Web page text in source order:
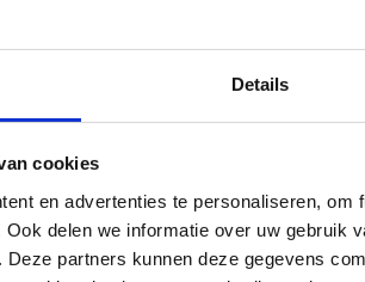
Details
cookies
en advertenties te personaliseren,
delen we informatie over uw gebruik
partners kunnen deze gegevens